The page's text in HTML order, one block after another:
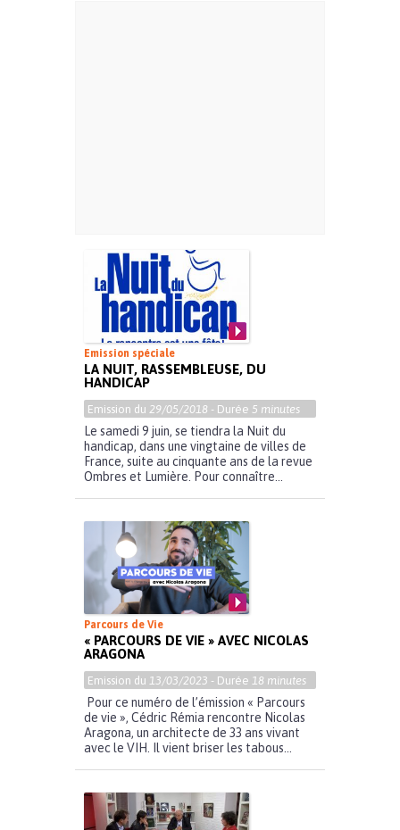
Emission spéciale
LA NUIT, RASSEMBLEUSE, DU
HANDICAP
Emission du 29/05/2018 - Durée 5 minutes
Le samedi 9 juin, se tiendra la Nuit du
handicap, dans une vingtaine de villes de
France, suite au cinquante ans de la revue
Ombres et Lumière. Pour connaître...
Parcours de Vie
« PARCOURS DE VIE » AVEC NICOLAS
ARAGONA
Emission du 13/03/2023 - Durée 18 minutes
Pour ce numéro de l’émission « Parcours
de vie », Cédric Rémia rencontre Nicolas
Aragona, un architecte de 33 ans vivant
avec le VIH. Il vient briser les tabous...